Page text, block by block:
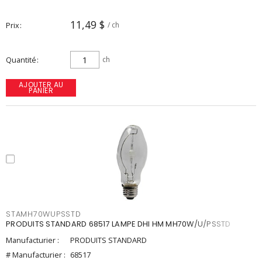
Prix 11,49 $ / ch
Quantité ch
AJOUTER AU
PANIER
STAMH70WUPSSTD
PRODUITS STANDARD 68517 LAMPE DHI HM MH70W/U/PSSTD
Manufacturier :
PRODUITS STANDARD
# Manufacturier : 68517